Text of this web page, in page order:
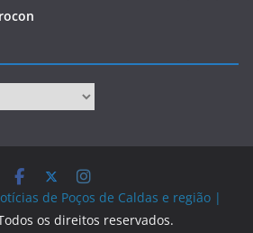
de Poços de Caldas e região |
os direitos reservados.